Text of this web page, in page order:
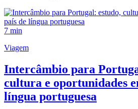
7 min
Viagem
Intercâmbio para
cultura e oportunidades
língua portuguesa